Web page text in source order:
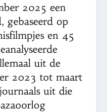
2025 een
gebaseerd op
en 45
uit de
2023 tot maart
uit die